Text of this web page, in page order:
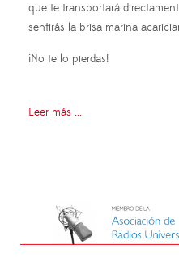
que te transportará
sentirás la brisa marina
¡No te lo pierdas!
Leer más ...